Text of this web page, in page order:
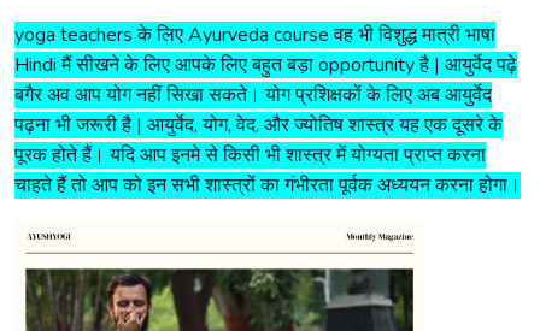
yoga teachers के लिए Ayurveda course वह भी विशुद्ध मात्री भाषा
Hindi मैं सीखने के लिए आपके लिए बहुत बड़ा opportunity है | आयुर्वेद पढ़े
बगैर अव आप योग नहीं सिखा सकते। योग प्रशिक्षकों के लिए अब आयुर्वेद
पढ़ना भी जरूरी है | आयुर्वेद, योग, वेद, और ज्योतिष शास्त्र यह एक दूसरे के
पूरक होते हैं। यदि आप इनमे से किसी भी शास्त्र में योग्यता प्राप्त करना
चाहते हैं तो आप को इन सभी शास्त्रों का गंभीरता पूर्वक अध्ययन करना होगा।